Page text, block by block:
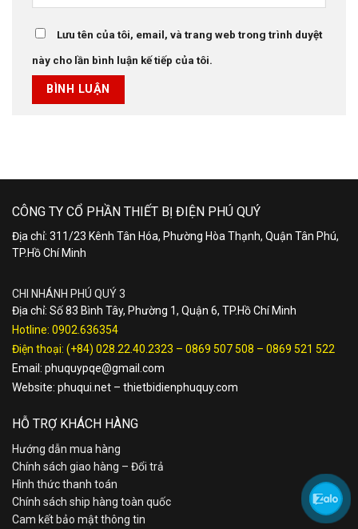
Lưu tên của tôi, email, và trang web trong trình duyệt
này cho lần bình luận kế tiếp của tôi.
CÔNG TY CỔ PHẦN THIẾT BỊ ĐIỆN PHÚ QUÝ
Địa chỉ: 311/23 Kênh Tân Hóa, Phường Hòa Thạnh, Quận Tân Phú,
TP.Hồ Chí Minh
CHI NHÁNH PHÚ QUÝ 3
Địa chỉ: Số 83 Bình Tây, Phường 1, Quận 6, TP.Hồ Chí Minh
Hotline: 0902.636354
Điện thoại: (+84) 028.22.40.2323 – 0869 507 508 – 0869 521 522
Email: phuquypqe@gmail.com
Website: phuqui.net – thietbidienphuquy.com
HỖ TRỢ KHÁCH HÀNG
Hướng dẫn mua hàng
Chính sách giao hàng – Đổi trả
Hình thức thanh toán
Chính sách ship hàng toàn quốc
Cam kết bảo mật thông tin